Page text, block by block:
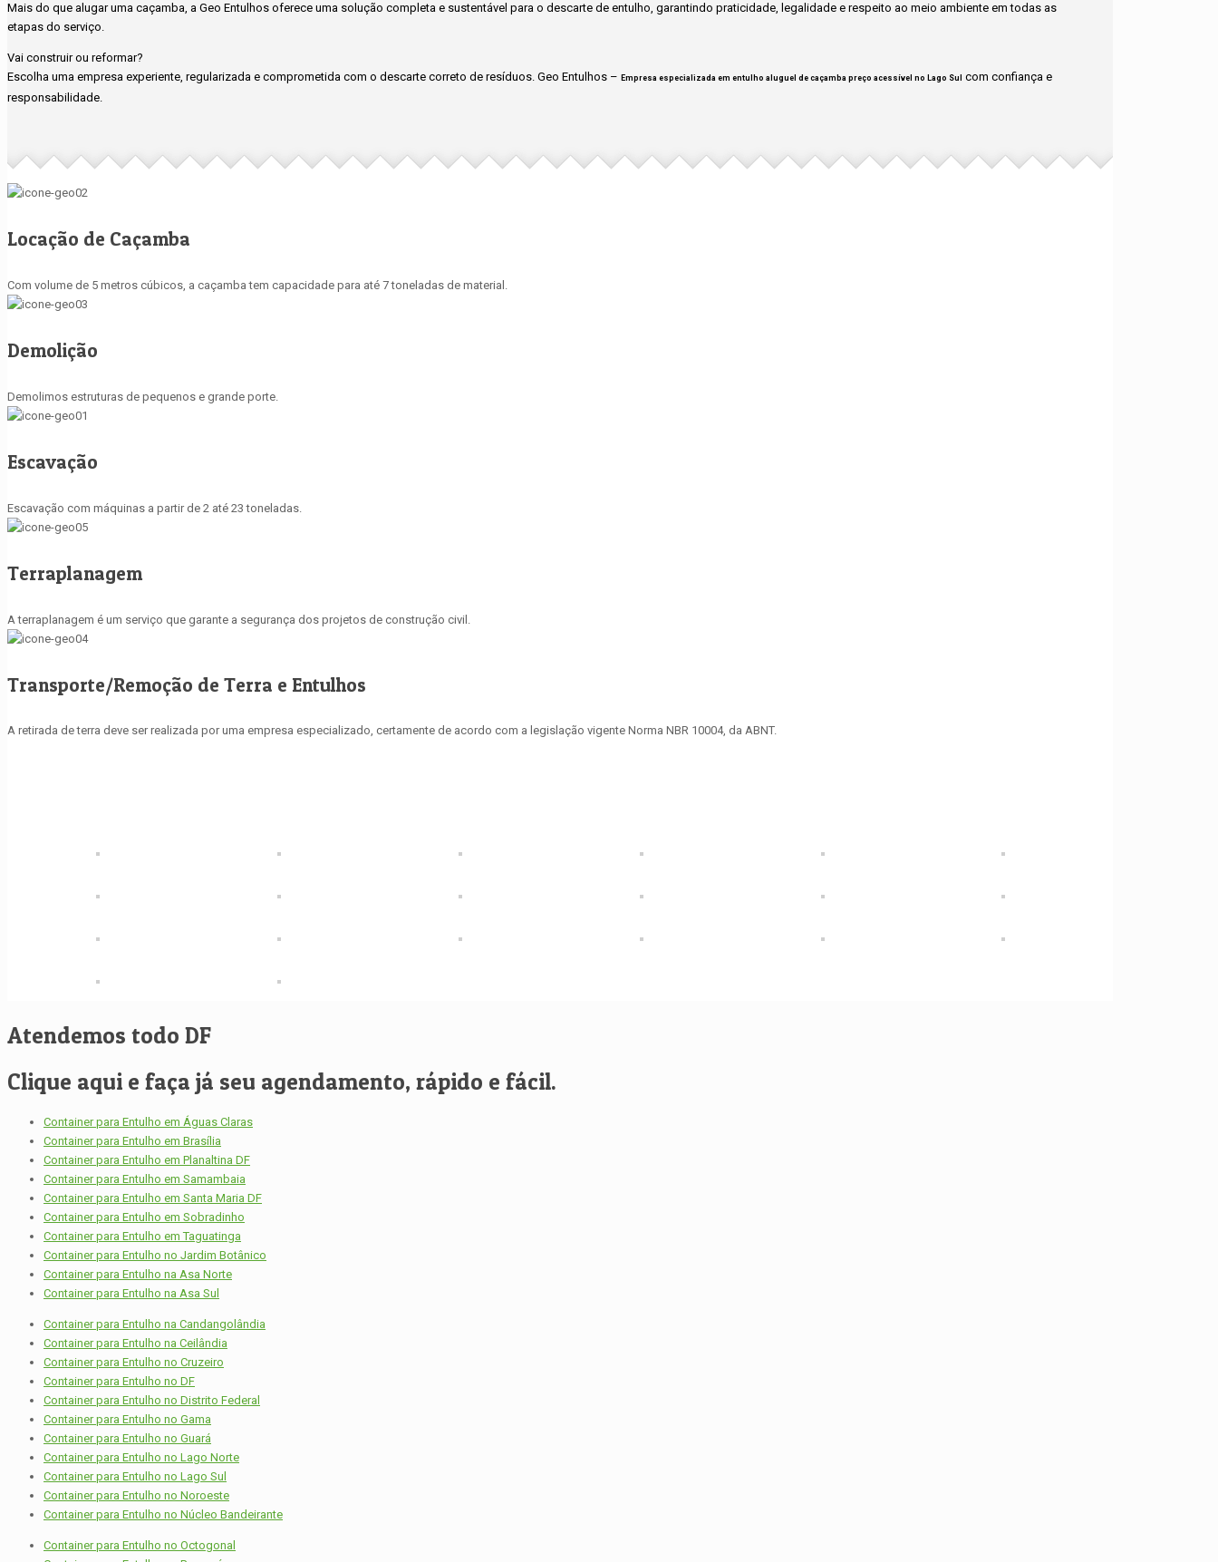
Mais do que alugar uma caçamba, a Geo Entulhos oferece uma solução completa e sustentável para o descarte de entulho, garantindo praticidade, legalidade e respeito ao meio ambiente em todas as
etapas do serviço.
Vai construir ou reformar?
Escolha uma empresa experiente, regularizada e comprometida com o descarte correto de resíduos. Geo Entulhos – Empresa especializada em entulho aluguel de caçamba preço acessível no Lago Sul
com confiança e
responsabilidade.
Locação de Caçamba
Com volume de 5 metros cúbicos, a caçamba tem capacidade para até 7 toneladas de material.
Demolição
Demolimos estruturas de pequenos e grande porte.
Escavação
Escavação com máquinas a partir de 2 até 23 toneladas.
Terraplanagem
A terraplanagem é um serviço que garante a segurança dos projetos de construção civil.
Transporte/Remoção de Terra e Entulhos
A retirada de terra deve ser realizada por uma empresa especializado, certamente de acordo com a legislação vigente Norma NBR 10004, da ABNT.
Atendemos todo DF
Clique aqui e faça já seu agendamento, rápido e fácil.
Container para Entulho em Águas Claras
Container para Entulho em Brasília
Container para Entulho em Planaltina DF
Container para Entulho em Samambaia
Container para Entulho em Santa Maria DF
Container para Entulho em Sobradinho
Container para Entulho em Taguatinga
Container para Entulho no Jardim Botânico
Container para Entulho na Asa Norte
Container para Entulho na Asa Sul
Container para Entulho na Candangolândia
Container para Entulho na Ceilândia
Container para Entulho no Cruzeiro
Container para Entulho no DF
Container para Entulho no Distrito Federal
Container para Entulho no Gama
Container para Entulho no Guará
Container para Entulho no Lago Norte
Container para Entulho no Lago Sul
Container para Entulho no Noroeste
Container para Entulho no Núcleo Bandeirante
Container para Entulho no Octogonal